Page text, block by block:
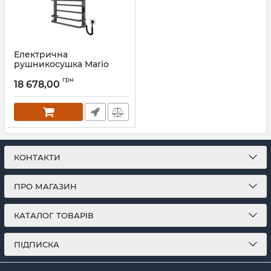
Електрична
рушникосушка Mario
800х500/170 TR К графіт
Артикул:2.2.1408.03.P-GR
18 678,00 грн
КОНТАКТИ
ПРО МАГАЗИН
КАТАЛОГ ТОВАРІВ
ПІДПИСКА